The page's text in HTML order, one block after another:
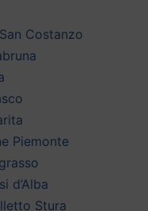
Costanzo
Piemonte
d’Alba
Stura